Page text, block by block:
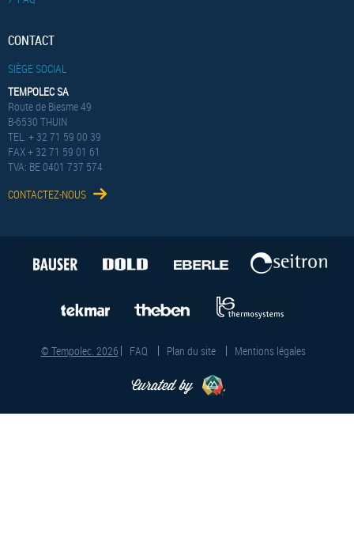
CONTACT
SIÈGE SOCIAL
TEMPOLEC SA
Route de Biesme 49
B-6530 THUIN
TEL. + 32 71 59 00 39
FAX + 32 71 59 01 61
TVA: BE 0401 737 574
CONTACTEZ-NOUS
© Tempolec. 2026 FAQ Plan du site Mentions légales